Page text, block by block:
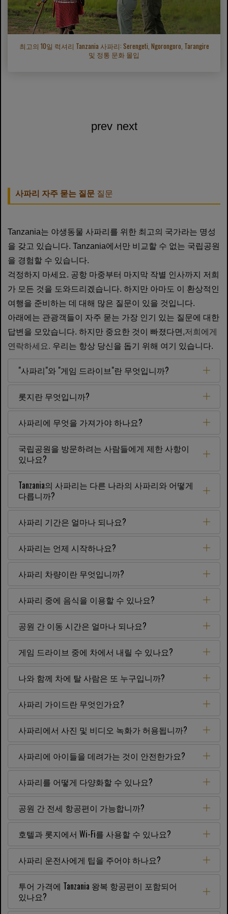
최고의 10일 럭셔리 Tanzania 사파리: Serengeti, Ngorongoro, Tarangire
및 정통 문화 몰입
prev next
사파리 자주 묻는 질문 질문
Tanzania는 야생동물 사파리를 위한 최고의 국가라는 명성
을 갖고 있습니다. Tanzania에서만 비교할 수 없는 국립공원
을 경험할 수 있습니다.
걱정하지 마세요. 공항 마중부터 마지막 ​​작별 인사까지 저희
가 모든 것을 도와드리겠습니다. 하지만 아마도 이 환상적인
여행을 준비하는 데 대해 많은 질문이 있을 것입니다.
아래에는 관광객들이 자주 묻는 가장 인기 있는 질문에 대한
답변을 모았습니다. 하지만 중요한 것이 빠졌다면,저희에게
연락하세요. 우리는 항상 당신을 돕기 위해 여기 있습니다.
"사파리"와 "게임 드라이브"란 무엇입니까?
롯지란 무엇입니까?
사파리에 무엇을 가져가야 하나요?
국립공원을 방문하려는 사람들에게 제한 사항이
있나요?
Tanzania의 사파리는 다른 나라의 사파리와 어떻게
다릅니까?
사파리 기간은 얼마나 되나요?
사파리는 언제 시작하나요?
사파리 차량이란 무엇입니까?
사파리 중에 음식을 이용할 수 있나요?
공원 간 이동 시간은 얼마나 되나요?
게임 드라이브 중에 차에서 내릴 수 있나요?
나와 함께 차에 탈 사람은 또 누구입니까?
사파리 가이드란 무엇인가요?
사파리에서 사진 및 비디오 녹화가 허용됩니까?
사파리에 아이들을 데려가는 것이 안전한가요?
사파리를 어떻게 다양화할 수 있나요?
공원 간 전세 항공편이 가능합니까?
호텔과 롯지에서 Wi-Fi를 사용할 수 있나요?
사파리 운전사에게 팁을 주어야 하나요?
투어 가격에 Tanzania 왕복 항공편이 포함되어
있나요?